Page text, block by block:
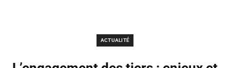
ACTUALITÉ